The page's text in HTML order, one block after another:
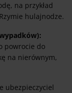
na przykład
hulajnodze.
powrocie do
na nierównym,
ubezpieczyciel